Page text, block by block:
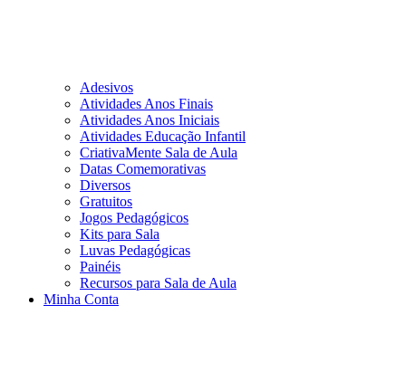
Adesivos
Atividades Anos Finais
Atividades Anos Iniciais
Atividades Educação Infantil
CriativaMente Sala de Aula
Datas Comemorativas
Diversos
Gratuitos
Jogos Pedagógicos
Kits para Sala
Luvas Pedagógicas
Painéis
Recursos para Sala de Aula
Minha Conta